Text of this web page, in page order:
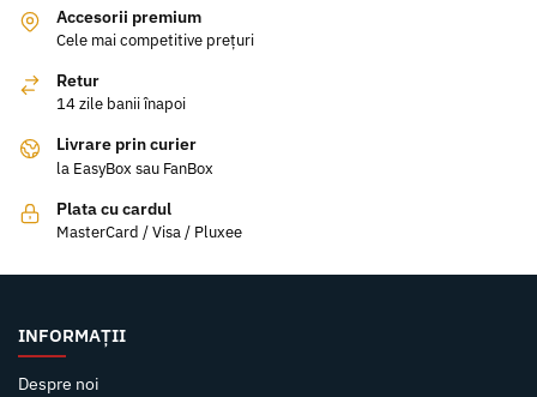
Accesorii premium
Cele mai competitive prețuri
Retur
14 zile banii înapoi
Livrare prin curier
la EasyBox sau FanBox
Plata cu cardul
MasterCard / Visa / Pluxee
INFORMAȚII
Despre noi